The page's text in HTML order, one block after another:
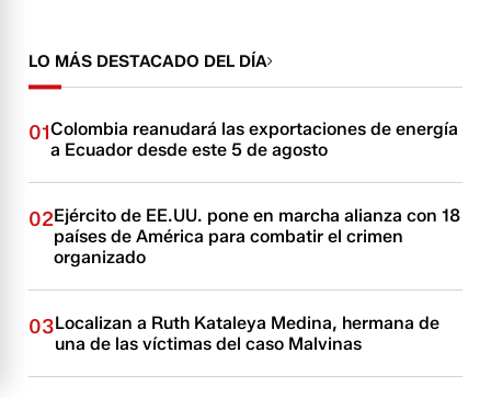
LO MÁS DESTACADO DEL DÍA
01Colombia reanudará las exportaciones de energía
a Ecuador desde este 5 de agosto
02Ejército de EE.UU. pone en marcha alianza con 18
países de América para combatir el crimen
organizado
03Localizan a Ruth Kataleya Medina, hermana de
una de las víctimas del caso Malvinas